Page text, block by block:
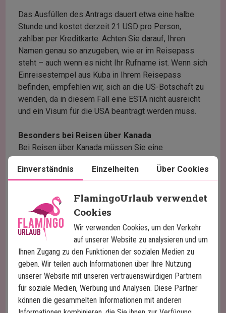
Das Ausfüllen des Antrags dauert etwa eine halbe
Stunde und kostet derzeit 21 USD pro Person,
zahlbar per Kreditkarte. Achten Sie darauf, Ihren
Namen genau so anzugeben, wie er im Reisepass
steht – auch wenn es nicht Ihr Rufname ist. Wenn sich
Einreisestempel aus Kuba in Ihrem Reisepass
befinden, empfehlen wir, sich an die US-Botschaft zu
wenden, da in diesem Fall eine ESTA nicht ausreicht
und ein Visum für die USA beantragt werden muss.
Besonders bei Reisen über Kanada
Bei Reisen über Kanada müssen Sie eine
Einreisegenehmigung für Kanada beantragen – auch
bekannt als eTA (Electronic Travel Authorization). Wir
empfehlen, den Antrag rechtzeitig vor der Abreise zu
stellen. Die eTA kostet 7 CAD und ist für alle
Reisenden unabhängig vom Alter erforderlich – auch
bei reiner Durchreise durch Kanada.
Hier können Sie die eTA online beantragen.Bitte
halten Sie Reisepass und Kreditkarte bereit. Wir
empfehlen, eine physische Kopie der
Einreisegenehmigung mitzuführen.
Besonders bei Reisen über Großbritannien
Einverständnis Einzelheiten Über Cookies
FlamingoUrlaub verwendet
Cookies
Wir verwenden Cookies, um den Verkehr
auf unserer Website zu analysieren und um
Ihnen Zugang zu den Funktionen der sozialen Medien zu
geben. Wir teilen auch Informationen über Ihre Nutzung
unserer Website mit unseren vertrauenswürdigen Partnern
für soziale Medien, Werbung und Analysen. Diese Partner
können die gesammelten Informationen mit anderen